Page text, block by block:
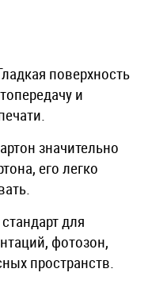
поверхность
и
значительно
его легко
для
фотозон,
пространств.